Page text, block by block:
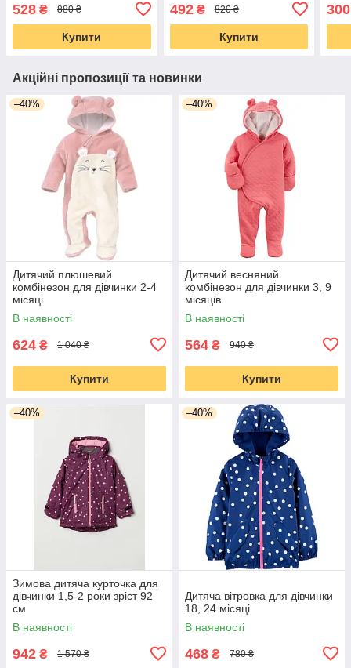
528 ₴ 880 ₴
Купити
492₴ 820 ₴
Купити
300
Акційні пропозиції та новинки
–40%
Дитячий плюшевий
комбінезон для дівчинки 2-4
місяці
В наявності
624 ₴ 1 040 ₴
Купити
–40%
Дитячий весняний
комбінезон для дівчинки 3, 9
місяців
В наявності
564 ₴ 940 ₴
Купити
–40%
Зимова дитяча курточка для
дівчинки 1,5-2 роки зріст 92
см
В наявності
942 ₴ 1 570 ₴
–40%
Дитяча вітровка для дівчинки
18, 24 місяці
В наявності
468 ₴ 780 ₴